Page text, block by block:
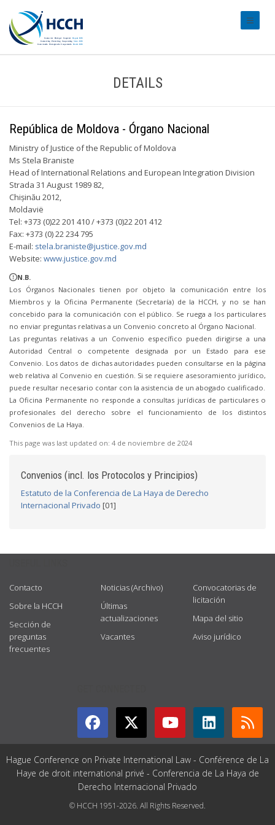
DETAILS
República de Moldova - Órgano Nacional
Ministry of Justice of the Republic of Moldova
Ms Stela Braniste
Head of International Relations and European Integration Division
Strada 31 August 1989 82,
Chișinău 2012,
Moldavië
Tel: +373 (0)22 201 410 / +373 (0)22 201 412
Fax: +373 (0) 22 234 795
E-mail: stela.braniste@justice.gov.md
Website: www.justice.gov.md
N.B.
Los Órganos Nacionales tienen por objeto la comunicación entre los
Miembros y la Oficina Permanente (Secretaría) de la HCCH, y no se han
concebido para la comunicación con el público. Se ruega a los particulares
no enviar preguntas relativas a un Convenio concreto al Órgano Nacional.
Las preguntas relativas a un Convenio específico pueden dirigirse a una
Autoridad Central o competente designada por un Estado para ese
Convenio. Los datos de dichas autoridades pueden consultarse en la página
web relativa al Convenio en cuestión. Si se requiere asesoramiento jurídico,
puede resultar necesario contar con la asistencia de un abogado cualificado.
La Oficina Permanente no responde a consultas jurídicas de particulares o
profesionales del derecho sobre el funcionamiento de los distintos
Convenios de La Haya.
This page was last updated on: 4 de noviembre de 2024
Convenios (incl. los Protocolos y Principios)
Estatuto de la Conferencia de La Haya de Derecho
Internacional Privado [01]
Contacto
Sobre la HCCH
Sección de
preguntas
frecuentes
Noticias (Archivo)
Últimas
actualizaciones
Vacantes
Convocatorias de
licitación
Mapa del sitio
Aviso jurídico
Hague Conference on Private International Law - Conférence de La
Haye de droit international privé - Conferencia de La Haya de
Derecho Internacional Privado
© HCCH 1951-2026. All Rights Reserved.